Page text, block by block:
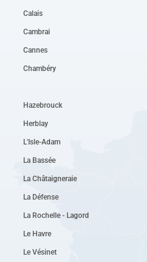
Calais
Cambrai
Cannes
Chambéry
Hazebrouck
Herblay
L'Isle-Adam
La Bassée
La Châtaigneraie
La Défense
La Rochelle - Lagord
Le Havre
Le Vésinet